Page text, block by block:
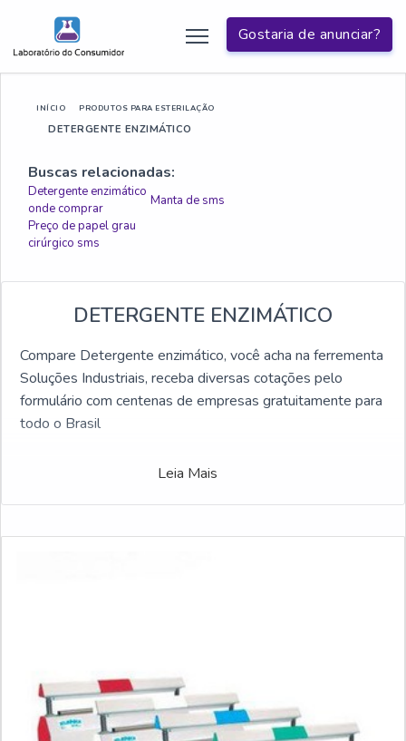
Gostaria de anunciar?
INÍCIO PRODUTOS PARA ESTERILAÇÃO
DETERGENTE ENZIMÁTICO
Buscas relacionadas:
Detergente enzimático
onde comprar
Manta de sms
Preço de papel grau
cirúrgico sms
DETERGENTE ENZIMÁTICO
Compare Detergente enzimático, você acha na ferrementa
Soluções Industriais, receba diversas cotações pelo
formulário com centenas de empresas gratuitamente para
todo o Brasil
Leia Mais